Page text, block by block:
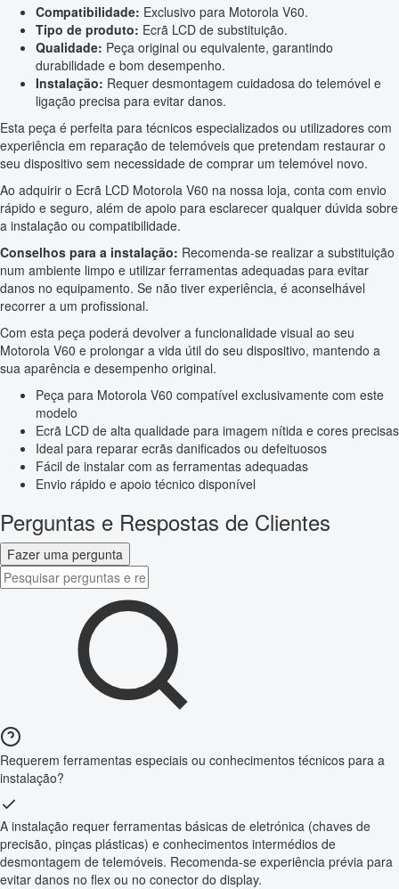
Compatibilidade: Exclusivo para Motorola V60.
Tipo de produto: Ecrã LCD de substituição.
Qualidade: Peça original ou equivalente, garantindo
durabilidade e bom desempenho.
Instalação: Requer desmontagem cuidadosa do telemóvel e
ligação precisa para evitar danos.
Esta peça é perfeita para técnicos especializados ou utilizadores com
experiência em reparação de telemóveis que pretendam restaurar o
seu dispositivo sem necessidade de comprar um telemóvel novo.
Ao adquirir o Ecrã LCD Motorola V60 na nossa loja, conta com envio
rápido e seguro, além de apoio para esclarecer qualquer dúvida sobre
a instalação ou compatibilidade.
Conselhos para a instalação: Recomenda-se realizar a substituição
num ambiente limpo e utilizar ferramentas adequadas para evitar
danos no equipamento. Se não tiver experiência, é aconselhável
recorrer a um profissional.
Com esta peça poderá devolver a funcionalidade visual ao seu
Motorola V60 e prolongar a vida útil do seu dispositivo, mantendo a
sua aparência e desempenho original.
Peça para Motorola V60 compatível exclusivamente com este
modelo
Ecrã LCD de alta qualidade para imagem nítida e cores precisas
Ideal para reparar ecrãs danificados ou defeituosos
Fácil de instalar com as ferramentas adequadas
Envio rápido e apoio técnico disponível
Perguntas e Respostas de Clientes
Fazer uma pergunta
Requerem ferramentas especiais ou conhecimentos técnicos para a
instalação?
A instalação requer ferramentas básicas de eletrónica (chaves de
precisão, pinças plásticas) e conhecimentos intermédios de
desmontagem de telemóveis. Recomenda-se experiência prévia para
evitar danos no flex ou no conector do display.